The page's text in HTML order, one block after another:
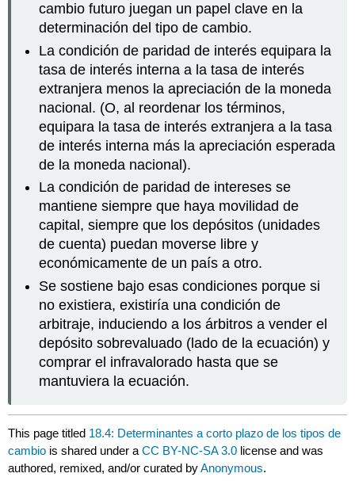
cambio futuro juegan un papel clave en la
determinación del tipo de cambio.
La condición de paridad de interés equipara la
tasa de interés interna a la tasa de interés
extranjera menos la apreciación de la moneda
nacional. (O, al reordenar los términos,
equipara la tasa de interés extranjera a la tasa
de interés interna más la apreciación esperada
de la moneda nacional).
La condición de paridad de intereses se
mantiene siempre que haya movilidad de
capital, siempre que los depósitos (unidades
de cuenta) puedan moverse libre y
económicamente de un país a otro.
Se sostiene bajo esas condiciones porque si
no existiera, existiría una condición de
arbitraje, induciendo a los árbitros a vender el
depósito sobrevaluado (lado de la ecuación) y
comprar el infravalorado hasta que se
mantuviera la ecuación.
This page titled 18.4: Determinantes a corto plazo de los tipos de
cambio is shared under aCC BY-NC-SA 3.0 license and was
authored, remixed, and/or curated byAnonymous.